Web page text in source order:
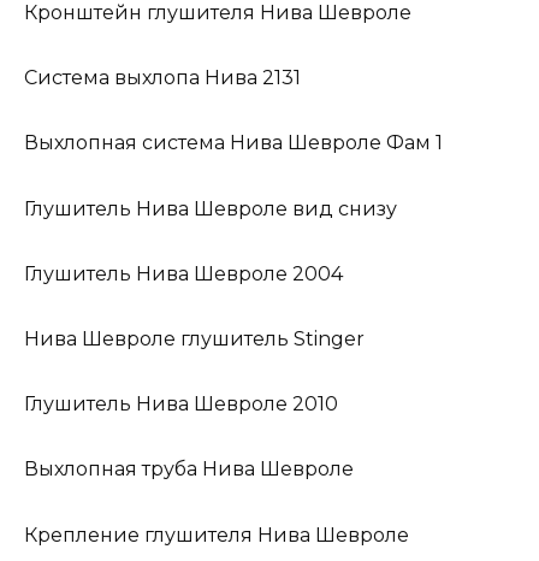
Кронштейн глушителя Нива Шевроле
Система выхлопа Нива 2131
Выхлопная система Нива Шевроле Фам 1
Глушитель Нива Шевроле вид снизу
Глушитель Нива Шевроле 2004
Нива Шевроле глушитель Stinger
Глушитель Нива Шевроле 2010
Выхлопная труба Нива Шевроле
Крепление глушителя Нива Шевроле